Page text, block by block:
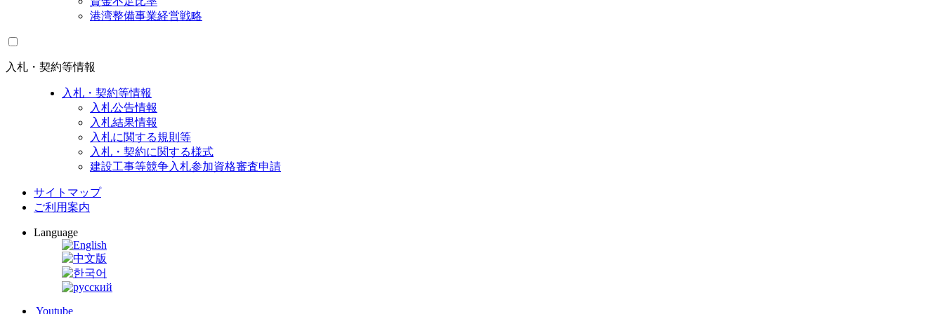
港湾整備事業経営戦略
入札・契約等情報
入札・契約等情報
入札公告情報
入札結果情報
入札に関する規則等
入札・契約に関する様式
建設工事等競争入札参加資格審査申請
サイトマップ
ご利用案内
Language
Youtube